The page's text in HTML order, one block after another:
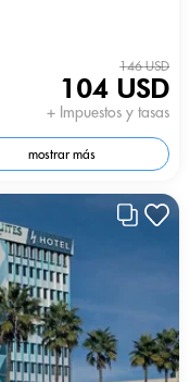
146 USD
104 USD
+ Impuestos y tasas
mostrar más